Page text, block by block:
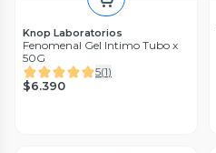
Knop Laboratorios
Fenomenal Gel Intimo Tubo x
50G
5(1)
$6.390